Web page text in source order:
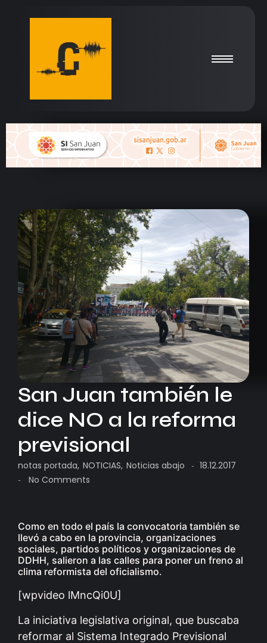
San Juan también le
dice NO a la reforma
previsional
notas portada, NOTICIAS, Noticias abajo - 18.12.2017
- No Comments
Como en todo el país la convocatoria también se
llevó a cabo en la provincia, organizaciones
sociales, partidos políticos y organizaciones de
DDHH, salieron a las calles para poner un freno al
clima reformista del oficialismo.
[wpvideo lMncQi0U]
La iniciativa legislativa original, que buscaba
reformar al Sistema Integrado Previsional